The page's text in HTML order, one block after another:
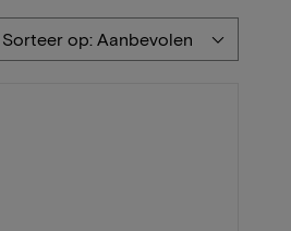
Sorteer op: Aanbevolen